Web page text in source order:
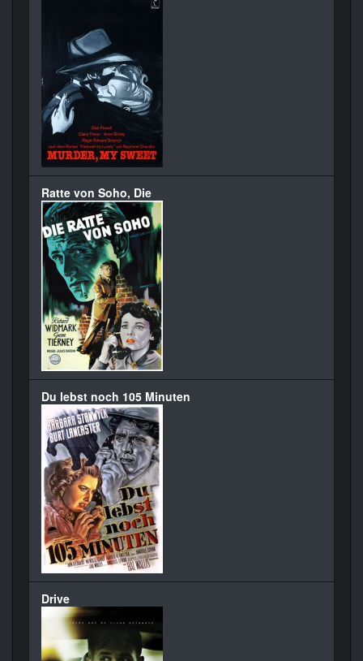
Ratte von Soho, Die
Du lebst noch 105 Minuten
Drive